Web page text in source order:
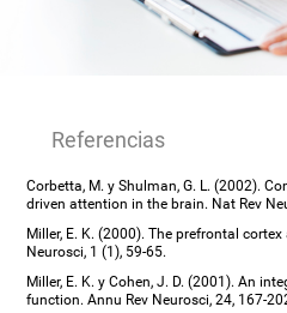
Referencias
Corbetta, M. y Shulman, G. L. (2002).
driven attention in the brain. Nat Rev
Miller, E. K. (2000). The prefrontal
Neurosci, 1 (1), 59-65.
Miller, E. K. y Cohen, J. D. (2001). An
function. Annu Rev Neurosci, 24, 167-